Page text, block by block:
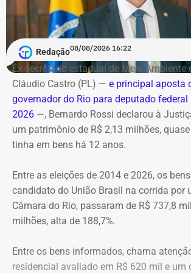
Debate entre candidatos ao governo do
Janeiro
Data: domingo, 09 de agosto de 2026
Horário: 20h
Transmissão: Canal Band, BandNews FM
TEMPO REAL
Pré-hora: 19h, com cobertura especial
TEMPO REAL
O helicóptero explodiu ao cair na encosta,
alastraram pela mata. De acordo com o
Bombeiros, agentes especializados em
incêndios florestais foram mobilizados e
controlar o fogo.
A operação mobilizou cerca de 40
4 unidades operacionais.
Redação08/08/2026 16:22
Ex-secretário estadual de Meio Ambiente
Cláudio Castro (PL) — e principal aposta
governador do Rio para deputado federal
2026 —, Bernardo Rossi declarou à
um patrimônio de R$ 2,13 milhões,
tinha em bens há 12 anos.
Entre as eleições de 2014 e 2026, os
candidato do União Brasil na corrida por
Câmara do Rio, passaram de R$ 737,8
milhões, alta de 188,7%.
Entre os bens informados, chama
residencial avaliado em R$ 620 mil e um